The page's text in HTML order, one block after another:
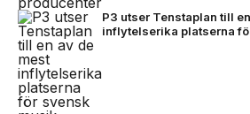
P3 utser Tenstaplan till
inflytelserika platserna